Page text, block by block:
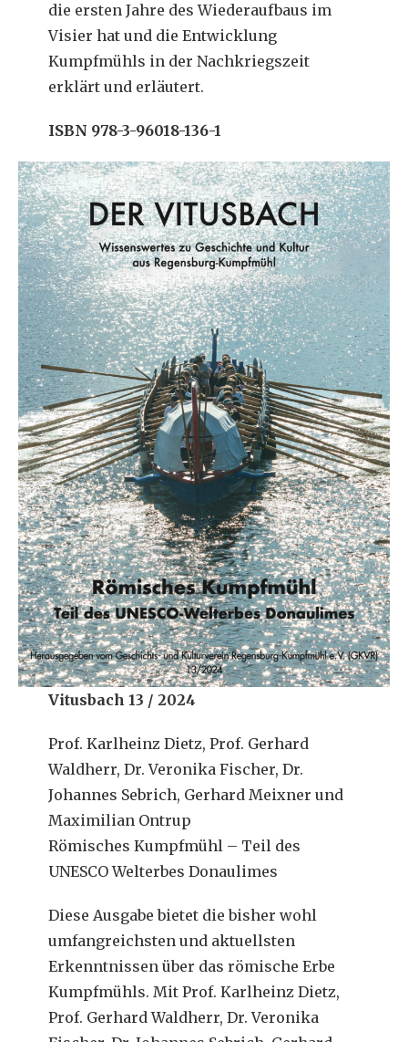
die ersten Jahre des Wiederaufbaus im
Visier hat und die Entwicklung
Kumpfmühls in der Nachkriegszeit
erklärt und erläutert.
ISBN 978-3-96018-136-1
Vitusbach 13 / 2024
Prof. Karlheinz Dietz, Prof. Gerhard
Waldherr, Dr. Veronika Fischer, Dr.
Johannes Sebrich, Gerhard Meixner und
Maximilian Ontrup
Römisches Kumpfmühl – Teil des
UNESCO Welterbes Donaulimes
Diese Ausgabe bietet die bisher wohl
umfangreichsten und aktuellsten
Erkenntnissen über das römische Erbe
Kumpfmühls. Mit Prof. Karlheinz Dietz,
Prof. Gerhard Waldherr, Dr. Veronika